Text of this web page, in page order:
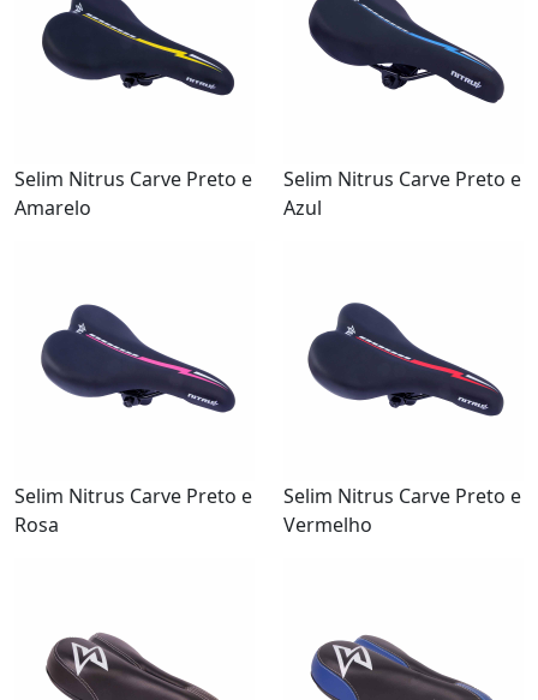
Selim Nitrus Carve Preto e
Amarelo
Selim Nitrus Carve Preto e
Azul
Selim Nitrus Carve Preto e
Rosa
Selim Nitrus Carve Preto e
Vermelho